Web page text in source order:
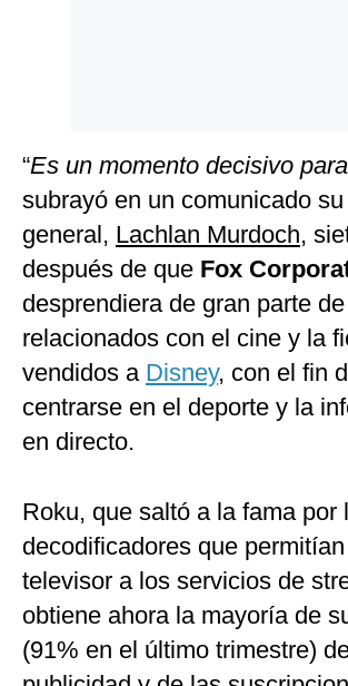
“Es un momento decisivo
subrayó en un comunicado
general, Lachlan Murdoch,
después de que Fox
desprendiera de gran parte
relacionados con el cine y la
vendidos a Disney, con el fin
centrarse en el deporte y la
en directo.
Roku, que saltó a la fama por
decodificadores que
televisor a los servicios de
obtiene ahora la mayoría de
(91% en el último trimestre)